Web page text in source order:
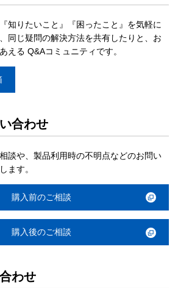
知りたいこと』『困ったこと』を気軽に
同じ疑問の解決方法を共有したりと、お
える Q&Aコミュニティです。
合わせ
談や、製品利用時の不明点などのお問い
ます。
購入前のご相談
購入後のご相談
わせ